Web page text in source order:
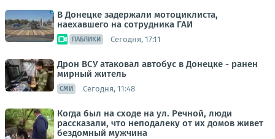
В Донецке задержали мотоциклиста,
наехавшего на сотрудника ГАИ
ПАБЛИКИ Сегодня, 17:11
Дрон ВСУ атаковал автобус в Донецке - ранен
мирный житель
СМИ Сегодня, 11:48
Когда был на сходе на ул. Речной, люди
рассказали, что неподалеку от их домов живет
бездомный мужчина